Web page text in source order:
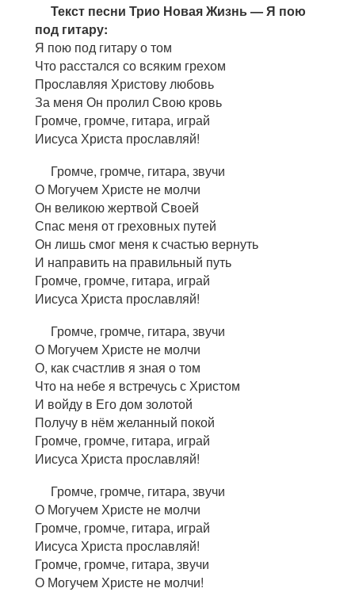
Текст песни Трио Новая Жизнь — Я пою
под гитару:
Я пою под гитару о том
Что расстался со всяким грехом
Прославляя Христову любовь
За меня Он пролил Свою кровь
Громче, громче, гитара, играй
Иисуса Христа прославляй!
Громче, громче, гитара, звучи
О Могучем Христе не молчи
Он великою жертвой Своей
Спас меня от греховных путей
Он лишь смог меня к счастью вернуть
И направить на правильный путь
Громче, громче, гитара, играй
Иисуса Христа прославляй!
Громче, громче, гитара, звучи
О Могучем Христе не молчи
О, как счастлив я зная о том
Что на небе я встречусь с Христом
И войду в Его дом золотой
Получу в нём желанный покой
Громче, громче, гитара, играй
Иисуса Христа прославляй!
Громче, громче, гитара, звучи
О Могучем Христе не молчи
Громче, громче, гитара, играй
Иисуса Христа прославляй!
Громче, громче, гитара, звучи
О Могучем Христе не молчи!